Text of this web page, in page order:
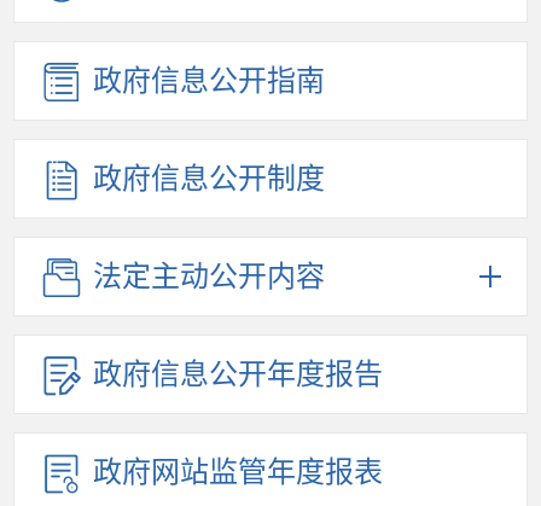
政府信息公开指南
政府信息公开制度
法定主动公开内容
政府信息公开年度报告
政府网站监管年度报表